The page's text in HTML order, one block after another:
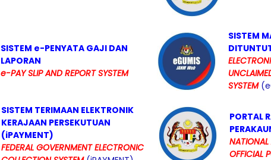
SISTEM e-PENYATA GAJI DAN
LAPORAN
e-PAY SLIP AND REPORT SYSTEM
SISTEM
SYSTEM
SISTEM TERIMAAN ELEKTRONIK
KERAJAAN PERSEKUTUAN
(iPAYMENT)
FEDERAL GOVERNMENT ELECTRONIC
PORTAL
OFFICIAL